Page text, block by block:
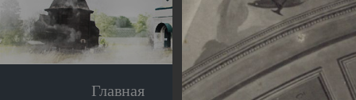
Главная Экскурсия